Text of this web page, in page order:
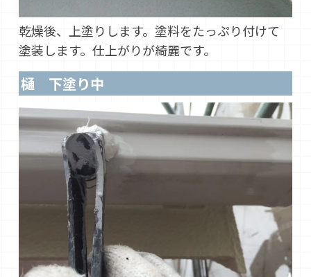
乾燥後、上塗りします。塗料をたっぷり付けて
塗装します。仕上がりが綺麗です。
樋 下塗り中